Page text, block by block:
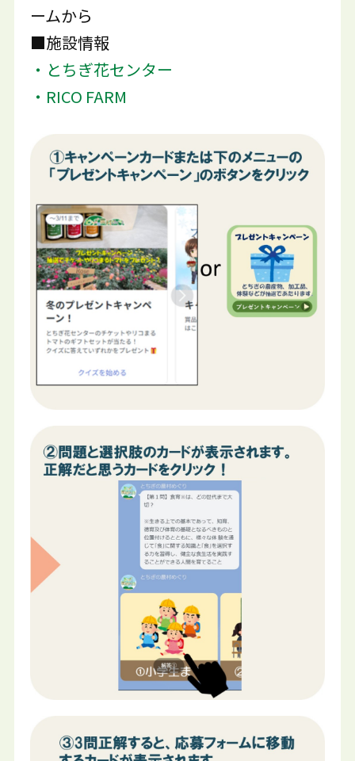
ームから
■施設情報
・とちぎ花センター
・RICO FARM